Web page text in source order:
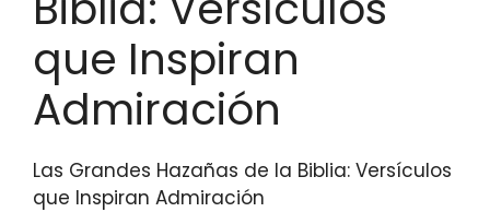
que Inspiran
Admiración
Las Grandes Hazañas de la Biblia: Versículos
que Inspiran Admiración